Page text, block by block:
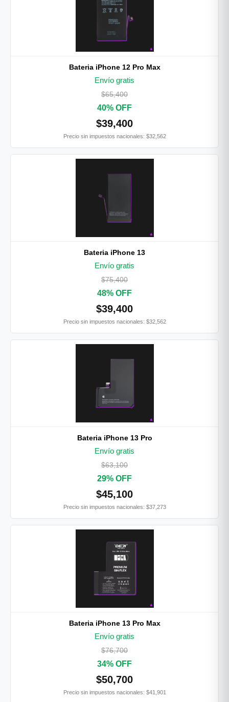
Bateria iPhone 12 Pro Max
Envío gratis
$65,400
40% OFF
$39,400
Precio sin impuestos nacionales: $32,562
Bateria iPhone 13
Envío gratis
$75,400
48% OFF
$39,400
Precio sin impuestos nacionales: $32,562
Bateria iPhone 13 Pro
Envío gratis
$63,100
29% OFF
$45,100
Precio sin impuestos nacionales: $37,273
Bateria iPhone 13 Pro Max
Envío gratis
$76,700
34% OFF
$50,700
Precio sin impuestos nacionales: $41,901